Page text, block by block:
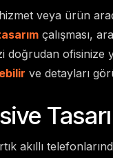
veya ürün
çalışması,
doğrudan ofisinize
ve detayları
akıllı